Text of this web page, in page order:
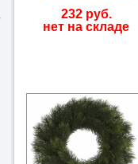
232 руб.
нет на складе